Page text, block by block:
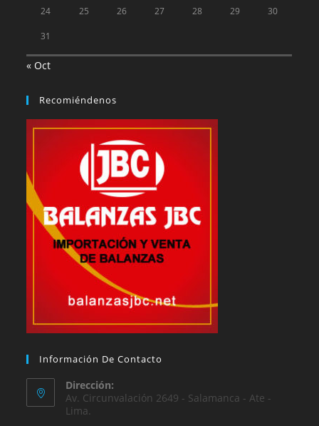
24 25 26 27 28 29 30
31
« Oct
Recomiéndenos
Información De Contacto
Dirección:
Av. Circunvalación 2649 - Salamanca - Ate -
Lima.